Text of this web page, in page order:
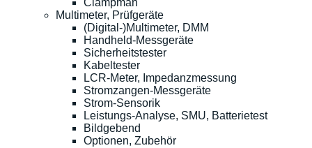
Clampman
Multimeter, Prüfgeräte
(Digital-)Multimeter, DMM
Handheld-Messgeräte
Sicherheitstester
Kabeltester
LCR-Meter, Impedanzmessung
Stromzangen-Messgeräte
Strom-Sensorik
Leistungs-Analyse, SMU, Batterietest
Bildgebend
Optionen, Zubehör